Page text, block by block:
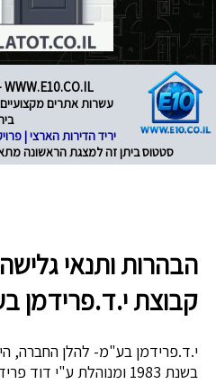
WWW.E10.CO.IL - השער לענף הבנייה והנדל"ן
עשרות אתרים
יריד הדירות הארצי |
סטטוס ביתן זה למצגת הראשונה
הבהרות ותנאי
קבוצת י.ד.פרידמן
י.ד.פרידמן בע"מ- להלן החברה,
בשנת 1983 ומנוהלת ע"י דוד פרידמן.